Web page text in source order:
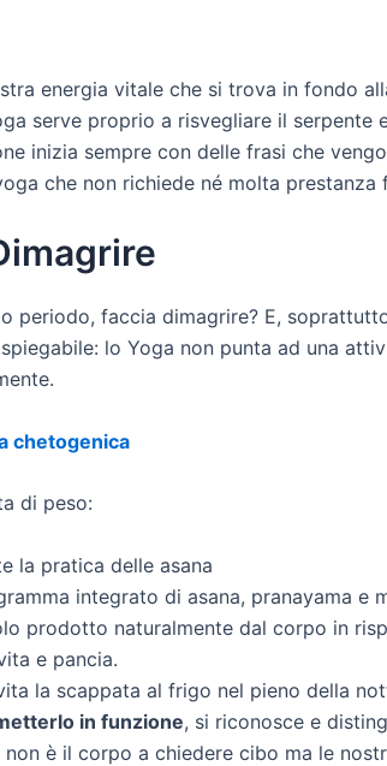
energia vitale che si trova in fondo
serve proprio a risvegliare il serpente
inizia sempre con delle frasi che
che non richiede né molta prestanza
periodo, faccia dimagrire? E,
lo Yoga non punta ad una
chetogenica
di peso:
la pratica delle asana
integrato di asana, pranayama
prodotto naturalmente dal corpo in
e pancia.
la scappata al frigo nel pieno della
in funzione, si riconosce e
è il corpo a chiedere cibo ma le